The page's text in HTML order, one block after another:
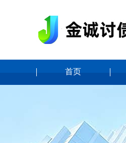
首页